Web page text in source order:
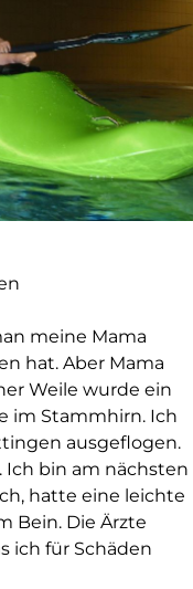
meine Mama
hat. Aber Mama
Weile wurde ein
im Stammhirn. Ich
ausgeflogen.
Ich bin am nächsten
hatte eine leichte
Bein. Die Ärzte
ich für Schäden